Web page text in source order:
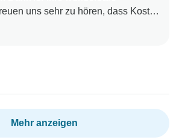
uns sehr zu hören, dass Kostas
in Griechenland unvergesslich
bei einem weiteren Abenteuer
Mehr anzeigen